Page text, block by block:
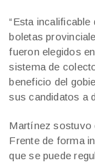
“Esta
boletas
fueron elegidos
sistema de
beneficio del
sus candidatos a
Martínez sostuvo
Frente de forma
que se puede